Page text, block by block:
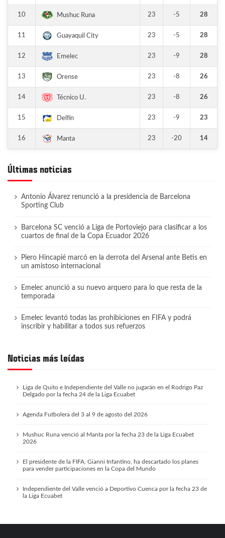
10 Mushuc Runa 23 -5 28
11 Guayaquil City 23 -5 28
12 Emelec 23 -9 28
13 Orense 23 -8 26
14 Técnico U. 23 -8 26
15 Delfín 23 -9 23
16 Manta 23 -20 14
Últimas noticias
Antonio Álvarez renunció a la presidencia de Barcelona
Sporting Club
Barcelona SC venció a Liga de Portoviejo para clasificar a los
cuartos de final de la Copa Ecuador 2026
Piero Hincapié marcó en la derrota del Arsenal ante Betis en
un amistoso internacional
Emelec anunció a su nuevo arquero para lo que resta de la
temporada
Emelec levantó todas las prohibiciones en FIFA y podrá
inscribir y habilitar a todos sus refuerzos
Noticias más leídas
Liga de Quito e Independiente del Valle no jugarán en el Rodrigo Paz
Delgado por la fecha 24 de la Liga Ecuabet
Agenda Futbolera del 3 al 9 de agosto del 2026
Mushuc Runa venció al Manta por la fecha 23 de la Liga Ecuabet
2026
El presidente de la FIFA, Gianni Infantino, ha descartado los planes
para vender participaciones en la Copa del Mundo
Independiente del Valle venció a Deportivo Cuenca por la fecha 23 de
la Liga Ecuabet